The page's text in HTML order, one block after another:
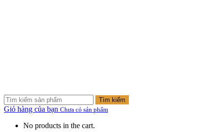
Tìm kiếm
Giỏ hàng của bạn Chưa có sản phẩm
No products in the cart.